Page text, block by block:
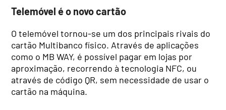
Telemóvel é o novo cartão
O telemóvel tornou-se um dos principais rivais do
cartão Multibanco físico. Através de aplicações
como o MB WAY, é possível pagar em lojas por
aproximação, recorrendo à tecnologia NFC, ou
através de código QR, sem necessidade de usar o
cartão na máquina.